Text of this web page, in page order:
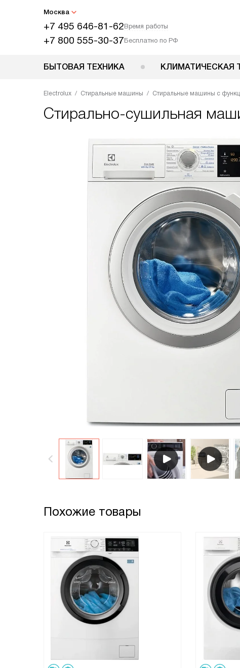
Москва
+7 495 646-81-62Время работы
+7 800 555-30-37Бесплатно по РФ
БЫТОВАЯ ТЕХНИКА КЛИМАТИЧЕСКАЯ
Electrolux Стиральные машины Стиральные машины с
Стирально-сушильная
Похожие товары